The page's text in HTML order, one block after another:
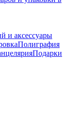
и аксессуары
Полиграфия
Подарки